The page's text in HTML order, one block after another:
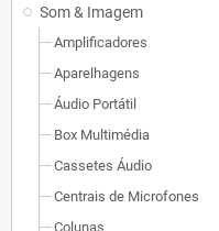
Som & Imagem
Amplificadores
Aparelhagens
Áudio Portátil
Box Multimédia
Cassetes Áudio
Centrais de Microfones
Colunas